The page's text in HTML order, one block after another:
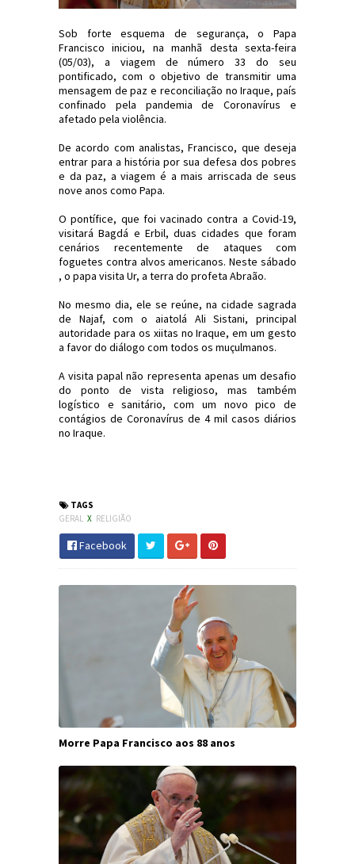
Sob forte esquema de segurança, o Papa
Francisco iniciou, na manhã desta sexta-feira
(05/03), a viagem de número 33 do seu
pontificado, com o objetivo de transmitir uma
mensagem de paz e reconciliação no Iraque, país
confinado pela pandemia de Coronavírus e
afetado pela violência.
De acordo com analistas, Francisco, que deseja
entrar para a história por sua defesa dos pobres
e da paz, a viagem é a mais arriscada de seus
nove anos como Papa.
O pontífice, que foi vacinado contra a Covid-19,
visitará Bagdá e Erbil, duas cidades que foram
cenários recentemente de ataques com
foguetes contra alvos americanos. Neste sábado
, o papa visita Ur, a terra do profeta Abraão.
No mesmo dia, ele se reúne, na cidade sagrada
de Najaf, com o aiatolá Ali Sistani, principal
autoridade para os xiitas no Iraque, em um gesto
a favor do diálogo com todos os muçulmanos.
A visita papal não representa apenas um desafio
do ponto de vista religioso, mas também
logístico e sanitário, com um novo pico de
contágios de Coronavírus de 4 mil casos diários
no Iraque.
TAGS
GERAL X RELIGIÃO
Facebook
Morre Papa Francisco aos 88 anos